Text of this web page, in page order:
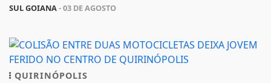
SUL GOIANA- 03 DE AGOSTO
QUIRINÓPOLIS